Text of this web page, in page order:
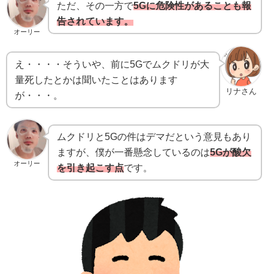
オーリー
ただ、その一方で5Gに危険性があることも報
告されています。
リナさん
え・・・・そういや、前に5Gでムクドリが大
量死したとかは聞いたことはあります
が・・・。
オーリー
ムクドリと5Gの件はデマだという意見もあり
ますが、僕が一番懸念しているのは5Gが酸欠
を引き起こす点です。